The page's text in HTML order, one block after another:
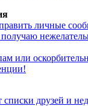
личные
или
списки друзей и